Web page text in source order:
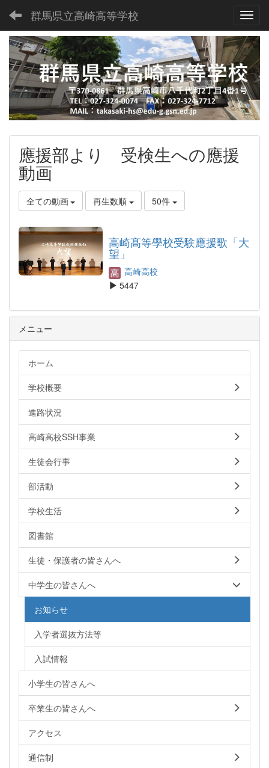
群馬県立高崎高等学校
應援部より 受検生への應援
動画
全ての動画 再生数順 50件
高崎髙等學校受験應援歌「大
望」
高崎高校
5447
メニュー
ホーム
学校概要
進路状況
高崎高校SSH事業
生徒会行事
部活動
学校生活
図書館
生徒・保護者の皆さんへ
中学生の皆さんへ
お知らせ
入学者選抜方法等
入試情報
小学生の皆さんへ
卒業生の皆さんへ
アクセス
通信制